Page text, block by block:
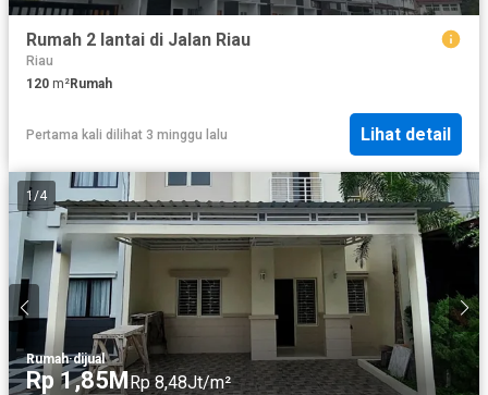
Rumah 2 lantai di Jalan Riau
Riau
120 m²Rumah
Pertama kali dilihat 3 minggu lalu Lihat detail
1 /4
Rumah·dijual
Rp 1,85MRp 8,48Jt/m²